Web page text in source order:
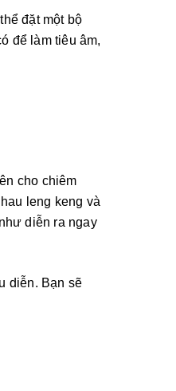
đặt một bộ
để làm tiêu âm,
cho chiêm
leng keng và
diễn ra ngay
diễn. Bạn sẽ